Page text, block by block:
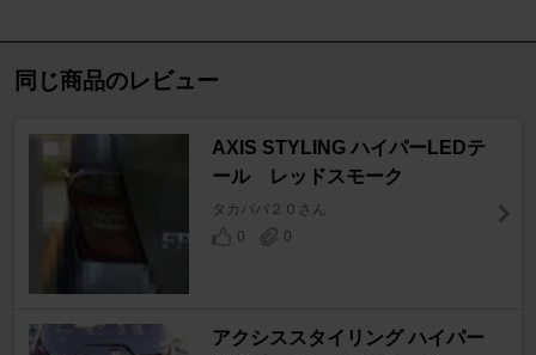
同じ商品のレビュー
AXIS STYLING ハイパーLEDテ
ール レッドスモーク
タカパパ２０さん
0
0
アクシススタイリング ハイパー